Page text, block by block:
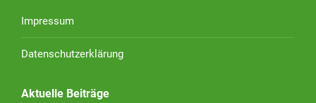
Impressum
Datenschutzerklärung
Aktuelle Beiträge